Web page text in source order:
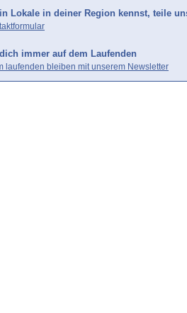
Lokale in deiner Region kennst, teile
immer auf dem Laufenden
laufenden bleiben mit unserem Newsletter